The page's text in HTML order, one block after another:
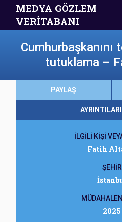
MEDYA GÖZLEM
VERİTABANI
tutuklama –
PAYLAŞ
İLGİLİ KİŞİ
Fatih
ŞEHİR
2025